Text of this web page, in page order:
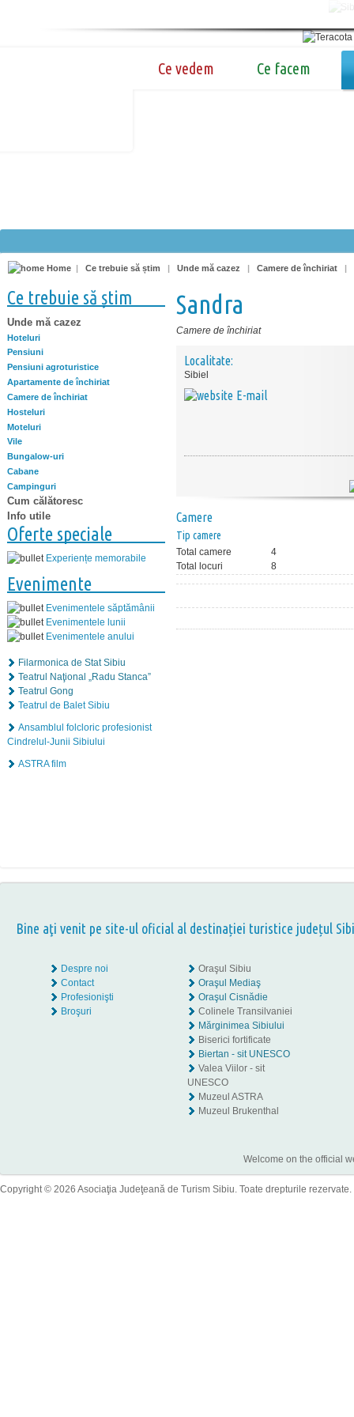
Ce vedem Ce facem
Home | Ce trebuie să știm | Unde mă cazez | Camere de închiriat |
Ce trebuie să știm
Unde mă cazez
Hoteluri
Pensiuni
Pensiuni agroturistice
Apartamente de închiriat
Camere de închiriat
Hosteluri
Moteluri
Vile
Bungalow-uri
Cabane
Campinguri
Cum călătoresc
Info utile
Oferte speciale
Experiențe memorabile
Evenimente
Evenimentele săptămânii
Evenimentele lunii
Evenimentele anului
Filarmonica de Stat Sibiu
Teatrul Naţional „Radu Stanca”
Teatrul Gong
Teatrul de Balet Sibiu
Ansamblul folcloric profesionist
Cindrelul-Junii Sibiului
ASTRA film
Sandra
Camere de închiriat
Localitate:
Sibiel
E-mail
Camere
Tip camere
Total camere
4
Total locuri
8
Bine aţi venit pe site-ul oficial al destinației turistice județul
Despre noi
Contact
Profesionişti
Broşuri
Oraşul Sibiu
Oraşul Mediaş
Oraşul Cisnădie
Colinele Transilvaniei
Mărginimea Sibiului
Biserici fortificate
Biertan - sit UNESCO
Valea Viilor - sit
UNESCO
Muzeul ASTRA
Muzeul Brukenthal
Welcome on the official
Copyright © 2026 Asociaţia Judeţeană de Turism Sibiu. Toate drepturile rezervate.